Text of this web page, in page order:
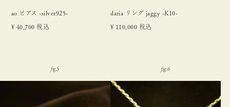
ao ピアス -silver925-
¥ 40,700 税込
daria リング jaggy -K10-
¥ 110,000 税込